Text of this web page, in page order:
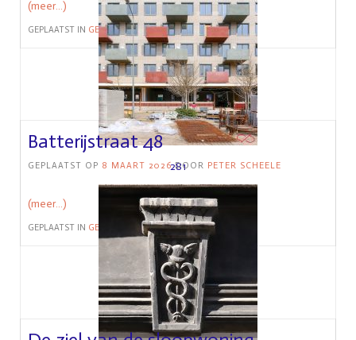
(meer…)
GEPLAATST IN GEBOUW
281
(meer…)
GEPLAATST IN GEBOUW
Batterijstraat 48
GEPLAATST OP 8 MAART 2026DOOR PETER SCHEELE